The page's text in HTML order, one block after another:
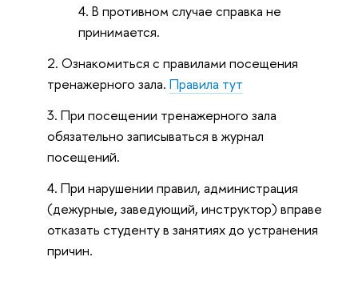
В противном случае справка не
принимается.
Ознакомиться с правилами посещения
тренажерного зала.Правила тут
При посещении тренажерного зала
обязательно записываться в журнал
посещений.
При нарушении правил, администрация
(дежурные, заведующий, инструктор) вправе
отказать студенту в занятиях до устранения
причин.